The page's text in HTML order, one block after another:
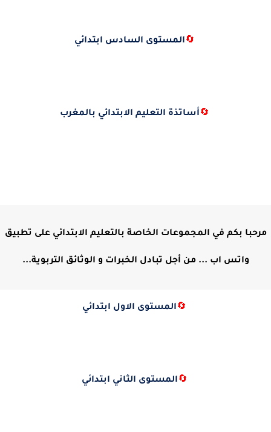
🔄المستوى السادس ابتدائي
🔄أساتذة التعليم الابتدائي بالمغرب
مرحبا بكم في المجموعات الخاصة بالتعليم الابتدائي على تطبيق
واتس اب ... من أجل تبادل الخبرات و الوثائق التربوية...
🔄المستوى الاول ابتدائي
🔄المستوى الثاني ابتدائي